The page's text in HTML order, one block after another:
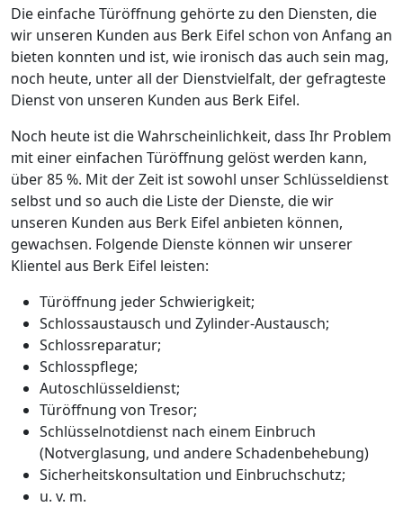
Die einfache Türöffnung gehörte zu den Diensten, die
wir unseren Kunden aus Berk Eifel schon von Anfang an
bieten konnten und ist, wie ironisch das auch sein mag,
noch heute, unter all der Dienstvielfalt, der gefragteste
Dienst von unseren Kunden aus Berk Eifel.
Noch heute ist die Wahrscheinlichkeit, dass Ihr Problem
mit einer einfachen Türöffnung gelöst werden kann,
über 85 %. Mit der Zeit ist sowohl unser Schlüsseldienst
selbst und so auch die Liste der Dienste, die wir
unseren Kunden aus Berk Eifel anbieten können,
gewachsen. Folgende Dienste können wir unserer
Klientel aus Berk Eifel leisten:
Türöffnung jeder Schwierigkeit;
Schlossaustausch und Zylinder-Austausch;
Schlossreparatur;
Schlosspflege;
Autoschlüsseldienst;
Türöffnung von Tresor;
Schlüsselnotdienst nach einem Einbruch
(Notverglasung, und andere Schadenbehebung)
Sicherheitskonsultation und Einbruchschutz;
u. v. m.